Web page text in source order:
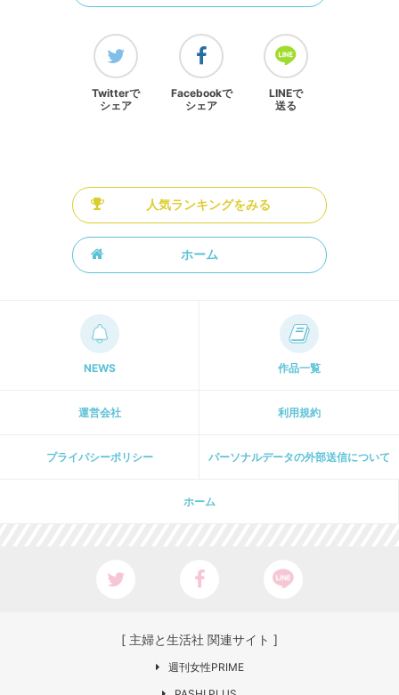
Twitterで
シェア
Facebookで
シェア
LINEで
送る
人気ランキングをみる
ホーム
NEWS 作品一覧
運営会社 利用規約
プライパシーポリシー パーソナルデータの外部送信について
ホーム
[ 主婦と生活社 関連サイト ]
週刊女性PRIME